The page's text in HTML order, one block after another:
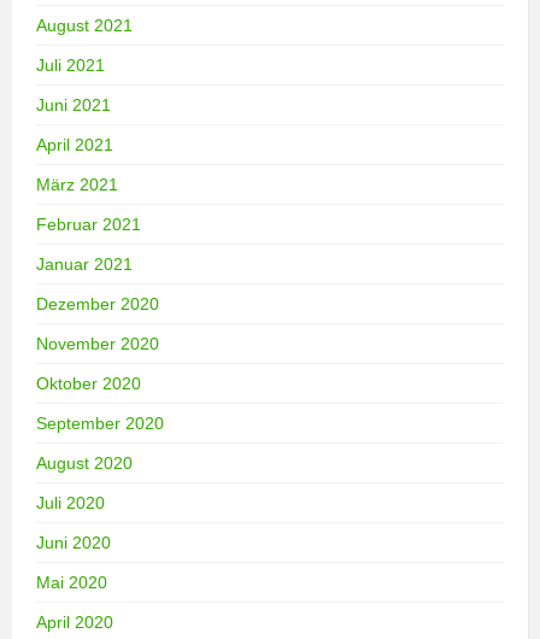
August 2021
Juli 2021
Juni 2021
April 2021
März 2021
Februar 2021
Januar 2021
Dezember 2020
November 2020
Oktober 2020
September 2020
August 2020
Juli 2020
Juni 2020
Mai 2020
April 2020